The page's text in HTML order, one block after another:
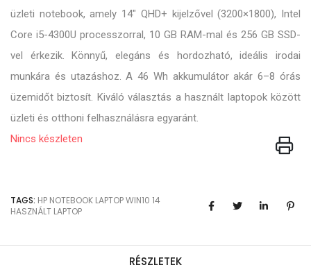
üzleti notebook, amely 14" QHD+ kijelzővel (3200×1800), Intel
Core i5-4300U processzorral, 10 GB RAM-mal és 256 GB SSD-
vel érkezik. Könnyű, elegáns és hordozható, ideális irodai
munkára és utazáshoz. A 46 Wh akkumulátor akár 6–8 órás
üzemidőt biztosít. Kiváló választás a használt laptopok között
üzleti és otthoni felhasználásra egyaránt.
Nincs készleten
TAGS: HP NOTEBOOK LAPTOPWIN10 14
HASZNÁLT LAPTOP
RÉSZLETEK